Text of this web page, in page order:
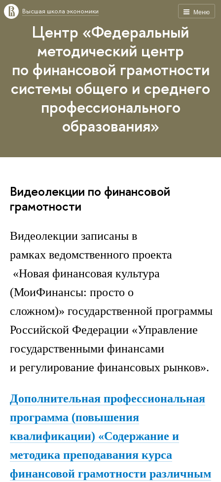
Меню
Высшая школа экономики
Центр «Федеральный
методический центр
по финансовой грамотности
системы общего и среднего
профессионального
образования»
Видеолекции по финансовой
грамотности
Видеолекции записаны в
рамках ведомственного проекта
«Новая финансовая культура
(МоиФинансы: просто о
сложном)» государственной программы
Российской Федерации «Управление
государственными финансами
и регулирование финансовых рынков».
Дополнительная профессиональная
программа (повышения
квалификации) «Содержание и
методика преподавания курса
финансовой грамотности различным